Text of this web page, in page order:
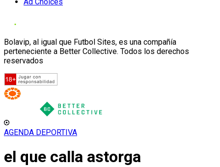
Bolavip, al igual que Futbol Sites, es una compañía
perteneciente a Better Collective. Todos los derechos
reservados
AGENDA DEPORTIVA
el que calla astorga